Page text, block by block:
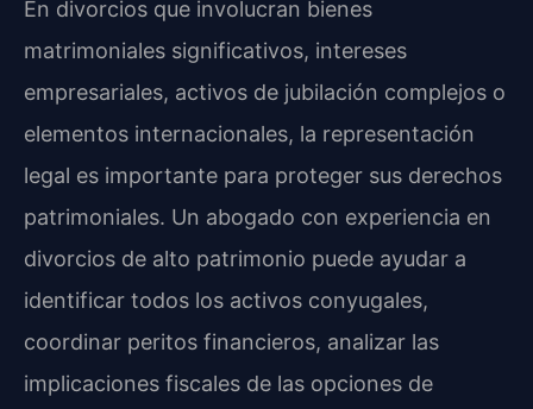
En divorcios que involucran bienes
matrimoniales significativos, intereses
empresariales, activos de jubilación complejos o
elementos internacionales, la representación
legal es importante para proteger sus derechos
patrimoniales. Un abogado con experiencia en
divorcios de alto patrimonio puede ayudar a
identificar todos los activos conyugales,
coordinar peritos financieros, analizar las
implicaciones fiscales de las opciones de